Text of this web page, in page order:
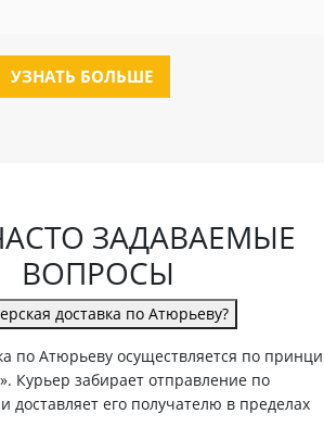
УЗНАТЬ БОЛЬШЕ
ЗАДАВАЕМЫЕ
ВОПРОСЫ
доставка по Атюрьеву?
по Атюрьеву осуществляется по
Курьер забирает отправление по
доставляет его получателю в пределах